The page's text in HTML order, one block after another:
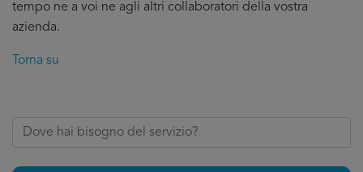
tempo ne a voi ne agli altri collaboratori della vostra
azienda.
Torna su